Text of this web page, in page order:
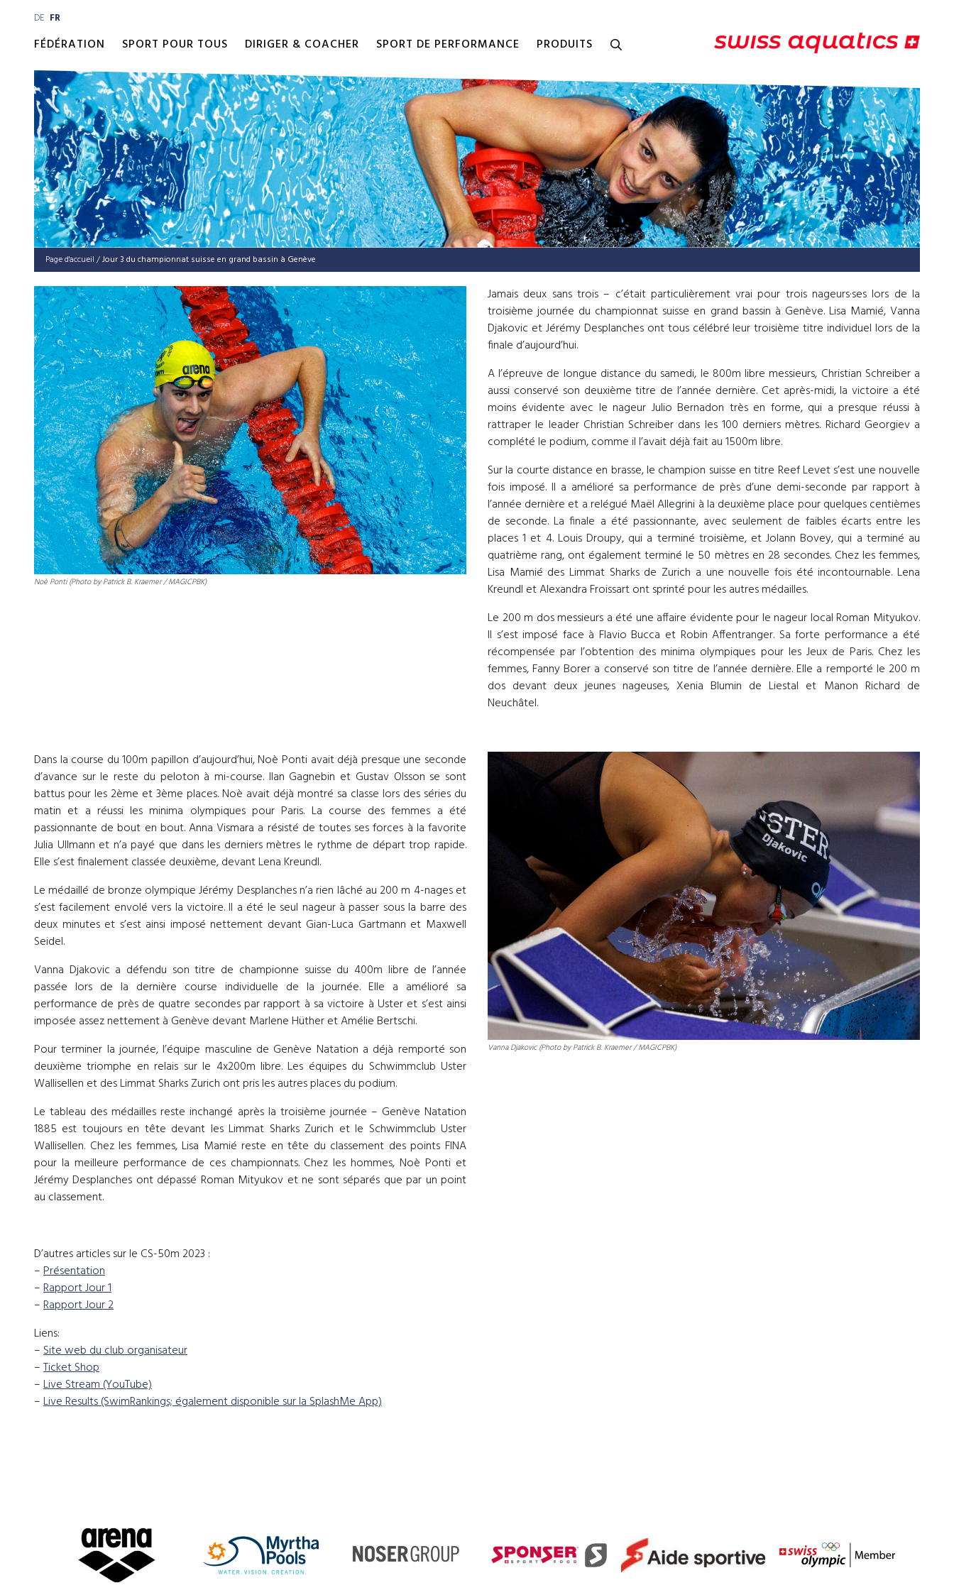
DE FR
FÉDÉRATION SPORT POUR TOUS DIRIGER & COACHER SPORT DE PERFORMANCE PRODUITS
Page d'accueil /Jour 3 du championnat suisse en grand bassin à Genève
Noè Ponti (Photo by Patrick B. Kraemer / MAGICPBK)
Jamais deux sans trois – c’était particulièrement vrai pour trois nageurs·ses lors de la
troisième journée du championnat suisse en grand bassin à Genève. Lisa Mamié, Vanna
Djakovic et Jérémy Desplanches ont tous célébré leur troisième titre individuel lors de la
finale d’aujourd’hui.
A l’épreuve de longue distance du samedi, le 800m libre messieurs, Christian Schreiber a
aussi conservé son deuxième titre de l’année dernière. Cet après-midi, la victoire a été
moins évidente avec le nageur Julio Bernadon très en forme, qui a presque réussi à
rattraper le leader Christian Schreiber dans les 100 derniers mètres. Richard Georgiev a
complété le podium, comme il l’avait déjà fait au 1500m libre.
Sur la courte distance en brasse, le champion suisse en titre Reef Levet s’est une nouvelle
fois imposé. Il a amélioré sa performance de près d’une demi-seconde par rapport à
l’année dernière et a relégué Maël Allegrini à la deuxième place pour quelques centièmes
de seconde. La finale a été passionnante, avec seulement de faibles écarts entre les
places 1 et 4. Louis Droupy, qui a terminé troisième, et Jolann Bovey, qui a terminé au
quatrième rang, ont également terminé le 50 mètres en 28 secondes. Chez les femmes,
Lisa Mamié des Limmat Sharks de Zurich a une nouvelle fois été incontournable. Lena
Kreundl et Alexandra Froissart ont sprinté pour les autres médailles.
Le 200 m dos messieurs a été une affaire évidente pour le nageur local Roman Mityukov.
Il s’est imposé face à Flavio Bucca et Robin Affentranger. Sa forte performance a été
récompensée par l’obtention des minima olympiques pour les Jeux de Paris. Chez les
femmes, Fanny Borer a conservé son titre de l’année dernière. Elle a remporté le 200 m
dos devant deux jeunes nageuses, Xenia Blumin de Liestal et Manon Richard de
Neuchâtel.
Vanna Djakovic (Photo by Patrick B. Kraemer / MAGICPBK)
Dans la course du 100m papillon d’aujourd’hui, Noè Ponti avait déjà presque une seconde
d’avance sur le reste du peloton à mi-course. Ilan Gagnebin et Gustav Olsson se sont
battus pour les 2ème et 3ème places. Noè avait déjà montré sa classe lors des séries du
matin et a réussi les minima olympiques pour Paris. La course des femmes a été
passionnante de bout en bout. Anna Vismara a résisté de toutes ses forces à la favorite
Julia Ullmann et n’a payé que dans les derniers mètres le rythme de départ trop rapide.
Elle s’est finalement classée deuxième, devant Lena Kreundl.
Le médaillé de bronze olympique Jérémy Desplanches n’a rien lâché au 200 m 4-nages et
s’est facilement envolé vers la victoire. Il a été le seul nageur à passer sous la barre des
deux minutes et s’est ainsi imposé nettement devant Gian-Luca Gartmann et Maxwell
Seidel.
Vanna Djakovic a défendu son titre de championne suisse du 400m libre de l’année
passée lors de la dernière course individuelle de la journée. Elle a amélioré sa
performance de près de quatre secondes par rapport à sa victoire à Uster et s’est ainsi
imposée assez nettement à Genève devant Marlene Hüther et Amélie Bertschi.
Pour terminer la journée, l’équipe masculine de Genève Natation a déjà remporté son
deuxième triomphe en relais sur le 4x200m libre. Les équipes du Schwimmclub Uster
Wallisellen et des Limmat Sharks Zurich ont pris les autres places du podium.
Le tableau des médailles reste inchangé après la troisième journée – Genève Natation
1885 est toujours en tête devant les Limmat Sharks Zurich et le Schwimmclub Uster
Wallisellen. Chez les femmes, Lisa Mamié reste en tête du classement des points FINA
pour la meilleure performance de ces championnats. Chez les hommes, Noè Ponti et
Jérémy Desplanches ont dépassé Roman Mityukov et ne sont séparés que par un point
au classement.
D’autres articles sur le CS-50m 2023 :
–Présentation
–Rapport Jour 1
–Rapport Jour 2
Liens:
–Site web du club organisateur
–Ticket Shop
–Live Stream (YouTube)
–Live Results (SwimRankings; également disponible sur la SplashMe App)